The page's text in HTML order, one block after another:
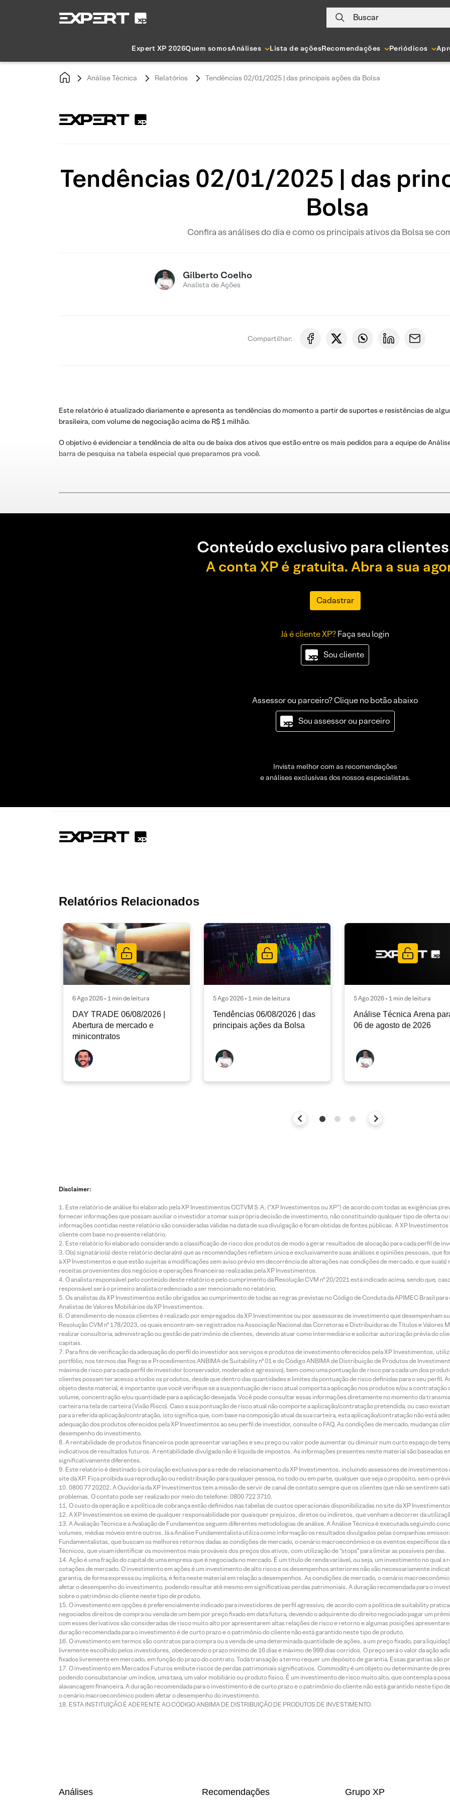
Buscar
Expert XP 2026Quem somosAnálises Lista de açõesRecomendações Periódicos
Análise Técnica Relatórios Tendências 02/01/2025 | das principais ações da Bolsa
Tendências 02/01/2025 | das
Bolsa
Confira as análises do dia e como os principais ativos da Bolsa se
Gilberto Coelho
Analista de Ações
Compartilhar:
Este relatório é atualizado diariamente e apresenta as tendências do momento a partir de suportes e resistências de
brasileira, com volume de negociação acima de R$ 1 milhão.
O objetivo é evidenciar a tendência de alta ou de baixa dos ativos que estão entre os mais pedidos para a equipe de
barra de pesquisa na tabela especial que preparamos pra você.
Conteúdo exclusivo para
A conta XP é gratuita. Abra a sua
Cadastrar
Já é cliente XP?Faça seu login
Sou cliente
Assessor ou parceiro? Clique no botão abaixo
Sou assessor ou parceiro
Invista melhor com as recomendações
e análises exclusivas dos nossos especialistas.
Relatórios Relacionados
6 Ago 2026 • 1 min de leitura
DAY TRADE 06/08/2026 |
Abertura de mercado e
minicontratos
5 Ago 2026 • 1 min de leitura
Tendências 06/08/2026 | das
principais ações da Bolsa
5 Ago 2026 • 1 min de leitura
Análise Técnica Arena
06 de agosto de 2026
Disclaimer:
Este relatório de análise foi elaborado pela XP Investimentos CCTVM S.A. (“XP Investimentos ou XP”) de acordo com todas as exigências
fornecer informações que possam auxiliar o investidor a tomar sua própria decisão de investimento, não constituindo qualquer tipo de oferta
informações contidas neste relatório são consideradas válidas na data de sua divulgação e foram obtidas de fontes públicas. A XP
cliente com base no presente relatório.
Este relatório foi elaborado considerando a classificação de risco dos produtos de modo a gerar resultados de alocação para cada perfil de
O(s) signatário(s) deste relatório declara(m) que as recomendações refletem única e exclusivamente suas análises e opiniões pessoais, que
à XP Investimentos e que estão sujeitas a modificações sem aviso prévio em decorrência de alterações nas condições de mercado, e que
receitas provenientes dos negócios e operações financeiras realizadas pela XP Investimentos.
O analista responsável pelo conteúdo deste relatório e pelo cumprimento da Resolução CVM nº 20/2021 está indicado acima, sendo que,
responsável será o primeiro analista credenciado a ser mencionado no relatório.
Os analistas da XP Investimentos estão obrigados ao cumprimento de todas as regras previstas no Código de Conduta da APIMEC Brasil
Analistas de Valores Mobiliários da XP Investimentos.
O atendimento de nossos clientes é realizado por empregados da XP Investimentos ou por assessores de investimento que desempenham
Resolução CVM nº 178/2023, os quais encontram-se registrados na Associação Nacional das Corretoras e Distribuidoras de Títulos e Valores
realizar consultoria, administração ou gestão de patrimônio de clientes, devendo atuar como intermediário e solicitar autorização prévia do
capitais.
Para fins de verificação da adequação do perfil do investidor aos serviços e produtos de investimento oferecidos pela XP Investimentos,
portfólio, nos termos das Regras e Procedimentos ANBIMA de Suitability nº 01 e do Código ANBIMA de Distribuição de Produtos de
máxima de risco para cada perfil de investidor (conservador, moderado e agressivo), bem como uma pontuação de risco para cada um dos
clientes possam ter acesso a todos os produtos, desde que dentro das quantidades e limites da pontuação de risco definidas para o seu perfil.
objeto deste material, é importante que você verifique se a sua pontuação de risco atual comporta a aplicação nos produtos e/ou a contratação
volume, concentração e/ou quantidade para a aplicação desejada. Você pode consultar essas informações diretamente no momento da
carteira na tela de carteira (Visão Risco). Caso a sua pontuação de risco atual não comporte a aplicação/contratação pretendida, ou caso
para a referida aplicação/contratação, isto significa que, com base na composição atual da sua carteira, esta aplicação/contratação não está
adequação dos produtos oferecidos pela XP Investimentos ao seu perfil de investidor, consulte o FAQ. As condições de mercado, mudanças
desempenho do investimento.
A rentabilidade de produtos financeiros pode apresentar variações e seu preço ou valor pode aumentar ou diminuir num curto espaço de
indicativos de resultados futuros. A rentabilidade divulgada não é líquida de impostos. As informações presentes neste material são baseadas
significativamente diferentes.
Este relatório é destinado à circulação exclusiva para a rede de relacionamento da XP Investimentos, incluindo assessores de investimentos
site da XP. Fica proibida sua reprodução ou redistribuição para qualquer pessoa, no todo ou em parte, qualquer que seja o propósito, sem o
0800 77 20202. A Ouvidoria da XP Investimentos tem a missão de servir de canal de contato sempre que os clientes que não se sentirem
problemas. O contato pode ser realizado por meio do telefone: 0800 722 3710.
O custo da operação e a política de cobrança estão definidos nas tabelas de custos operacionais disponibilizadas no site da XP
A XP Investimentos se exime de qualquer responsabilidade por quaisquer prejuízos, diretos ou indiretos, que venham a decorrer da
A Avaliação Técnica e a Avaliação de Fundamentos seguem diferentes metodologias de análise. A Análise Técnica é executada seguindo
volumes, médias móveis entre outros. Já a Análise Fundamentalista utiliza como informação os resultados divulgados pelas companhias
Fundamentalistas, que buscam os melhores retornos dadas as condições de mercado, o cenário macroeconômico e os eventos específicos
Técnicos, que visam identificar os movimentos mais prováveis dos preços dos ativos, com utilização de “stops” para limitar as possíveis perdas.
Ação é uma fração do capital de uma empresa que é negociada no mercado. É um título de renda variável, ou seja, um investimento no qual
cotações de mercado. O investimento em ações é um investimento de alto risco e os desempenhos anteriores não são necessariamente
garantia, de forma expressa ou implícita, é feita neste material em relação a desempenhos. As condições de mercado, o cenário
afetar o desempenho do investimento, podendo resultar até mesmo em significativas perdas patrimoniais. A duração recomendada para o
sobre o patrimônio do cliente neste tipo de produto.
O investimento em opções é preferencialmente indicado para investidores de perfil agressivo, de acordo com a política de suitability
negociados direitos de compra ou venda de um bem por preço fixado em data futura, devendo o adquirente do direito negociado pagar um
com esses derivativos são consideradas de risco muito alto por apresentarem altas relações de risco e retorno e algumas posições
duração recomendada para o investimento é de curto prazo e o patrimônio do cliente não está garantido neste tipo de produto.
O investimento em termos são contratos para compra ou a venda de uma determinada quantidade de ações, a um preço fixado, para
livremente escolhido pelos investidores, obedecendo o prazo mínimo de 16 dias e máximo de 999 dias corridos. O preço será o valor da ação
fixados livremente em mercado, em função do prazo do contrato. Toda transação a termo requer um depósito de garantia. Essas garantias são
O investimento em Mercados Futuros embute riscos de perdas patrimoniais significativos. Commodity é um objeto ou determinante de
podendo consubstanciar um índice, uma taxa, um valor mobiliário ou produto físico. É um investimento de risco muito alto, que contempla a
alavancagem financeira. A duração recomendada para o investimento é de curto prazo e o patrimônio do cliente não está garantido neste tipo
o cenário macroeconômico podem afetar o desempenho do investimento.
ESTA INSTITUIÇÃO É ADERENTE AO CÓDIGO ANBIMA DE DISTRIBUIÇÃO DE PRODUTOS DE INVESTIMENTO.
Análises Recomendações Grupo XP